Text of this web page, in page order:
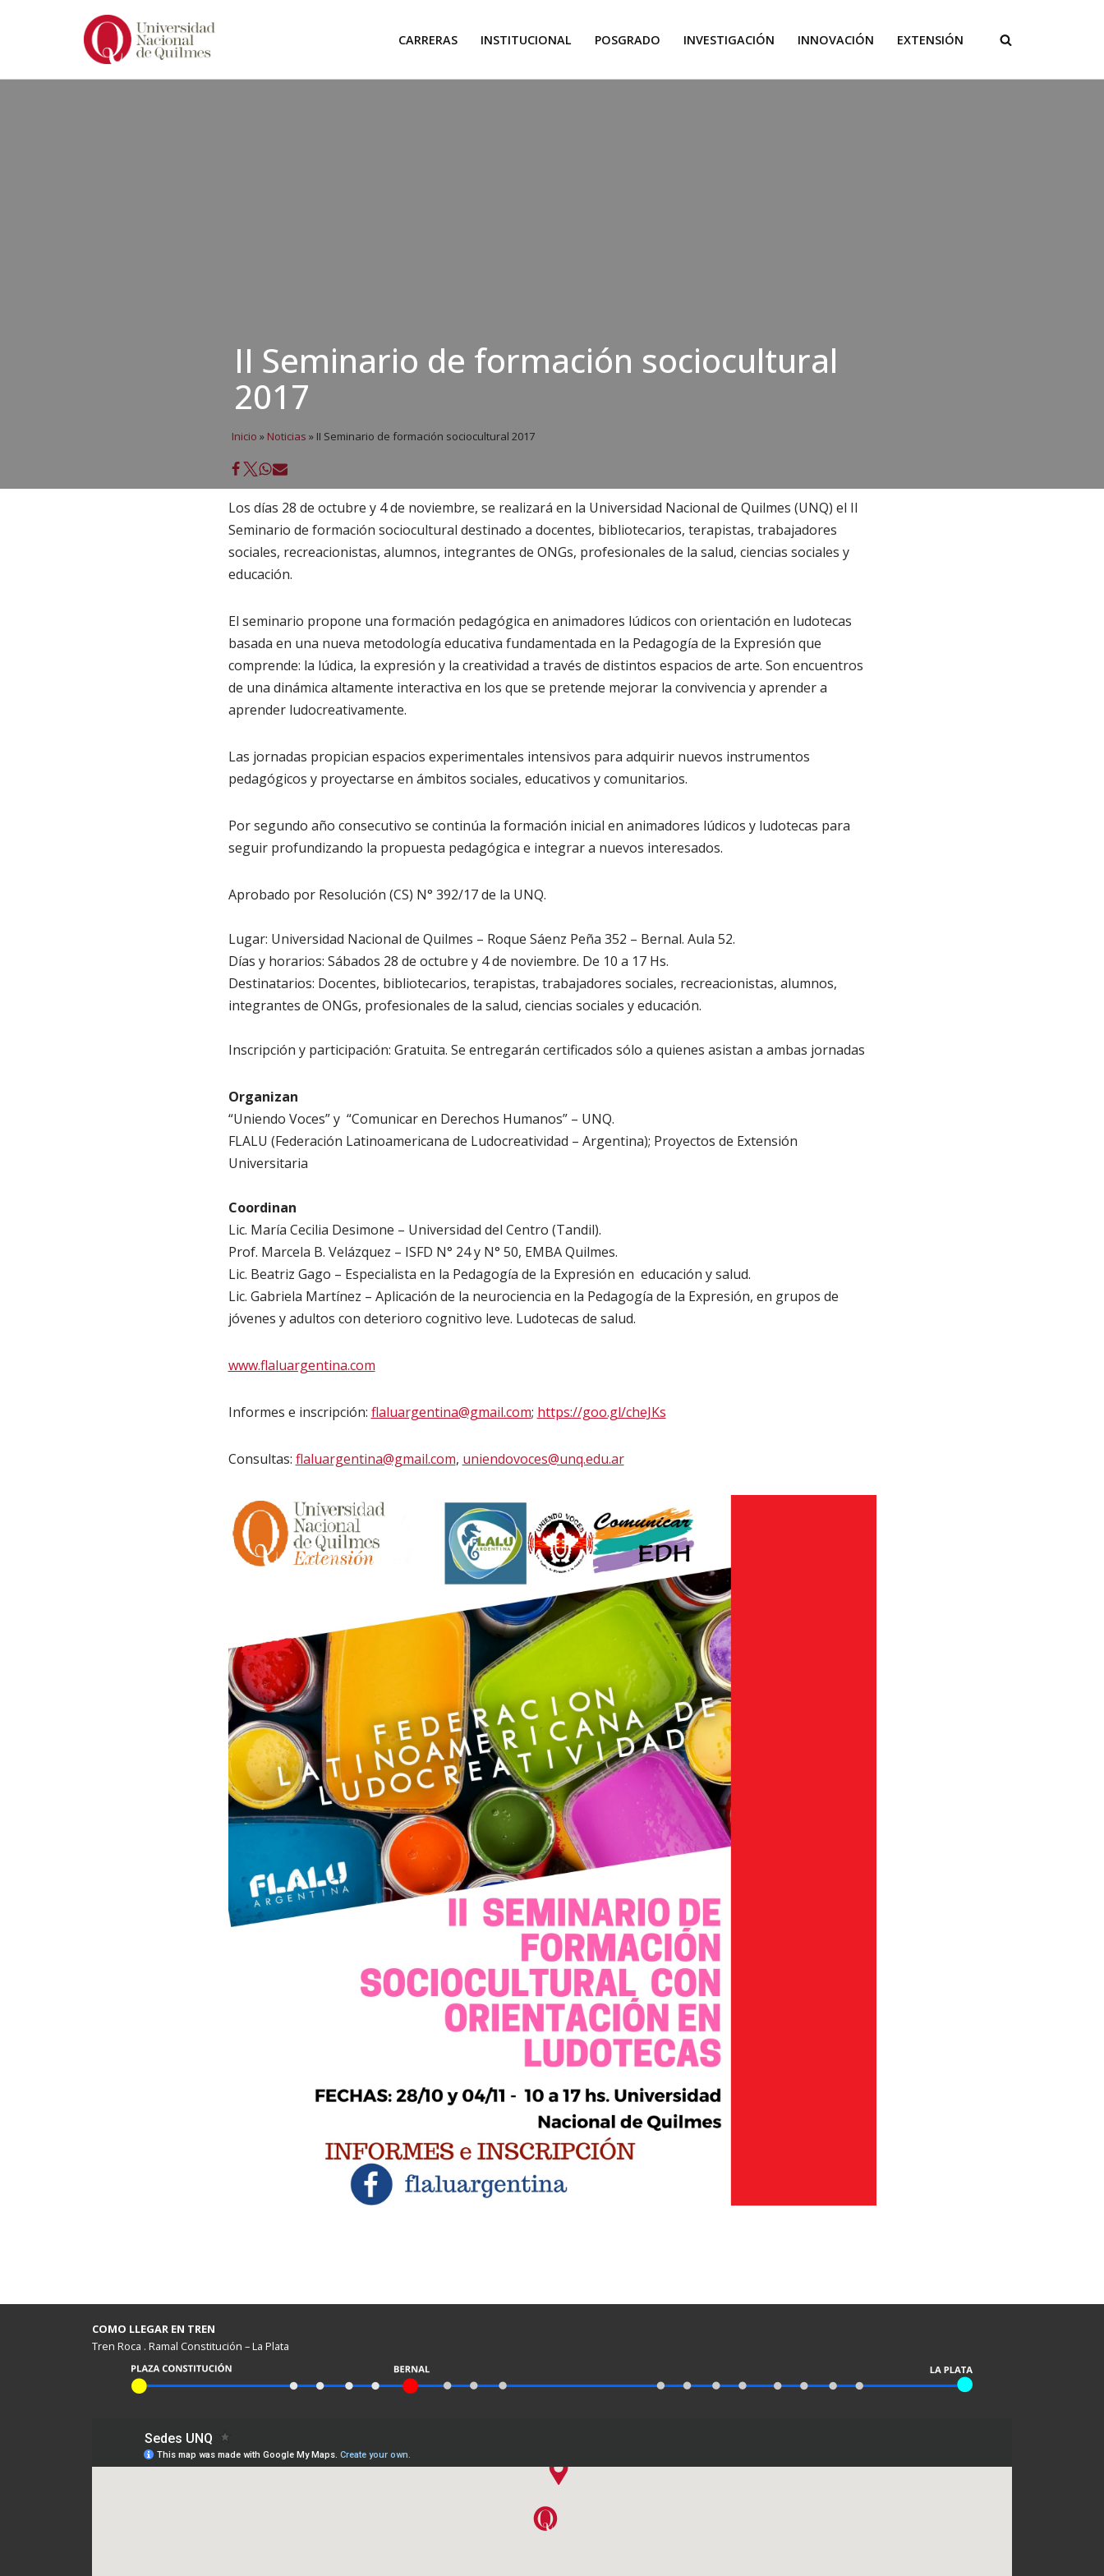
CARRERAS INSTITUCIONAL POSGRADO INVESTIGACIÓN INNOVACIÓN EXTENSIÓN
II Seminario de formación sociocultural
2017
Inicio » Noticias » II Seminario de formación sociocultural 2017
Los días 28 de octubre y 4 de noviembre, se realizará en la Universidad Nacional de Quilmes (UNQ) el II
Seminario de formación sociocultural destinado a docentes, bibliotecarios, terapistas, trabajadores
sociales, recreacionistas, alumnos, integrantes de ONGs, profesionales de la salud, ciencias sociales y
educación.
El seminario propone una formación pedagógica en animadores lúdicos con orientación en ludotecas
basada en una nueva metodología educativa fundamentada en la Pedagogía de la Expresión que
comprende: la lúdica, la expresión y la creatividad a través de distintos espacios de arte. Son encuentros
de una dinámica altamente interactiva en los que se pretende mejorar la convivencia y aprender a
aprender ludocreativamente.
Las jornadas propician espacios experimentales intensivos para adquirir nuevos instrumentos
pedagógicos y proyectarse en ámbitos sociales, educativos y comunitarios.
Por segundo año consecutivo se continúa la formación inicial en animadores lúdicos y ludotecas para
seguir profundizando la propuesta pedagógica e integrar a nuevos interesados.
Aprobado por Resolución (CS) N° 392/17 de la UNQ.
Lugar: Universidad Nacional de Quilmes – Roque Sáenz Peña 352 – Bernal. Aula 52.
Días y horarios: Sábados 28 de octubre y 4 de noviembre. De 10 a 17 Hs.
Destinatarios: Docentes, bibliotecarios, terapistas, trabajadores sociales, recreacionistas, alumnos,
integrantes de ONGs, profesionales de la salud, ciencias sociales y educación.
Inscripción y participación: Gratuita. Se entregarán certificados sólo a quienes asistan a ambas jornadas
Organizan
“Uniendo Voces” y “Comunicar en Derechos Humanos” – UNQ.
FLALU (Federación Latinoamericana de Ludocreatividad – Argentina); Proyectos de Extensión
Universitaria
Coordinan
Lic. María Cecilia Desimone – Universidad del Centro (Tandil).
Prof. Marcela B. Velázquez – ISFD N° 24 y N° 50, EMBA Quilmes.
Lic. Beatriz Gago – Especialista en la Pedagogía de la Expresión en educación y salud.
Lic. Gabriela Martínez – Aplicación de la neurociencia en la Pedagogía de la Expresión, en grupos de
jóvenes y adultos con deterioro cognitivo leve. Ludotecas de salud.
www.flaluargentina.com
Informes e inscripción: flaluargentina@gmail.com; https://goo.gl/cheJKs
Consultas: flaluargentina@gmail.com, uniendovoces@unq.edu.ar
COMO LLEGAR EN TREN
Tren Roca . Ramal Constitución – La Plata